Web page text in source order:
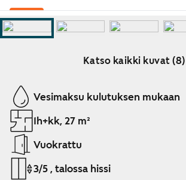
Katso kaikki kuvat (8)
Näytetään dia 1 / 8
Vesimaksu kulutuksen mukaan
1h+kk, 27 m²
Vuokrattu
3/5 , talossa hissi